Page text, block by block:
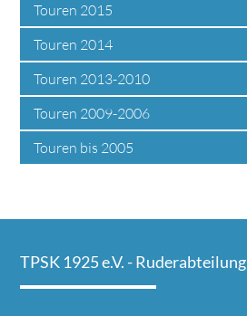
Touren 2015
Touren 2014
Touren 2013-2010
Touren 2009-2006
Touren bis 2005
TPSK 1925 e.V. - Ruder­abteilung